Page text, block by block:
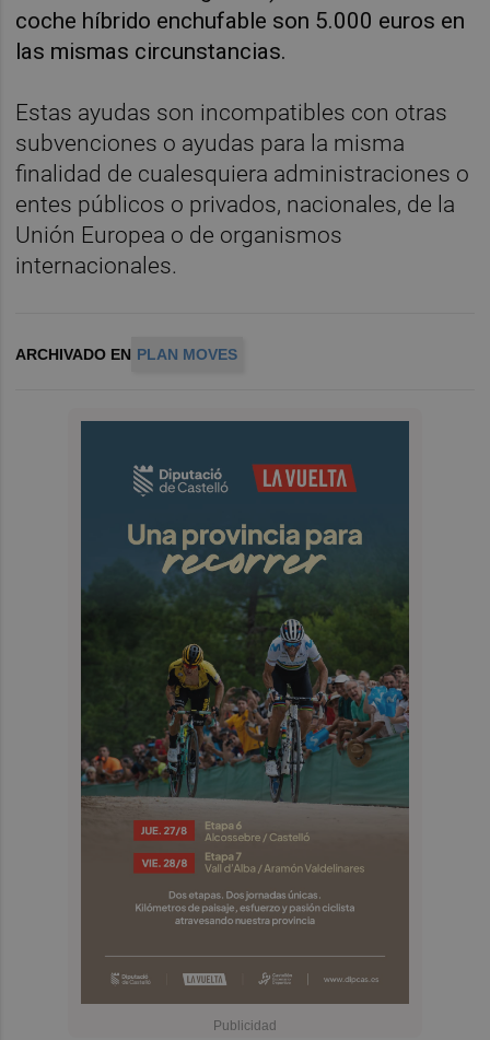
coche híbrido enchufable son 5.000 euros en
las mismas circunstancias.
Estas ayudas son incompatibles con otras
subvenciones o ayudas para la misma
finalidad de cualesquiera administraciones o
entes públicos o privados, nacionales, de la
Unión Europea o de organismos
internacionales.
ARCHIVADO EN PLAN MOVES